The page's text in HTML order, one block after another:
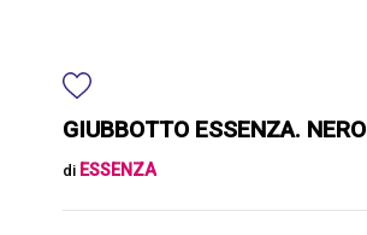
GIUBBOTTO ESSENZA. NERO
di ESSENZA